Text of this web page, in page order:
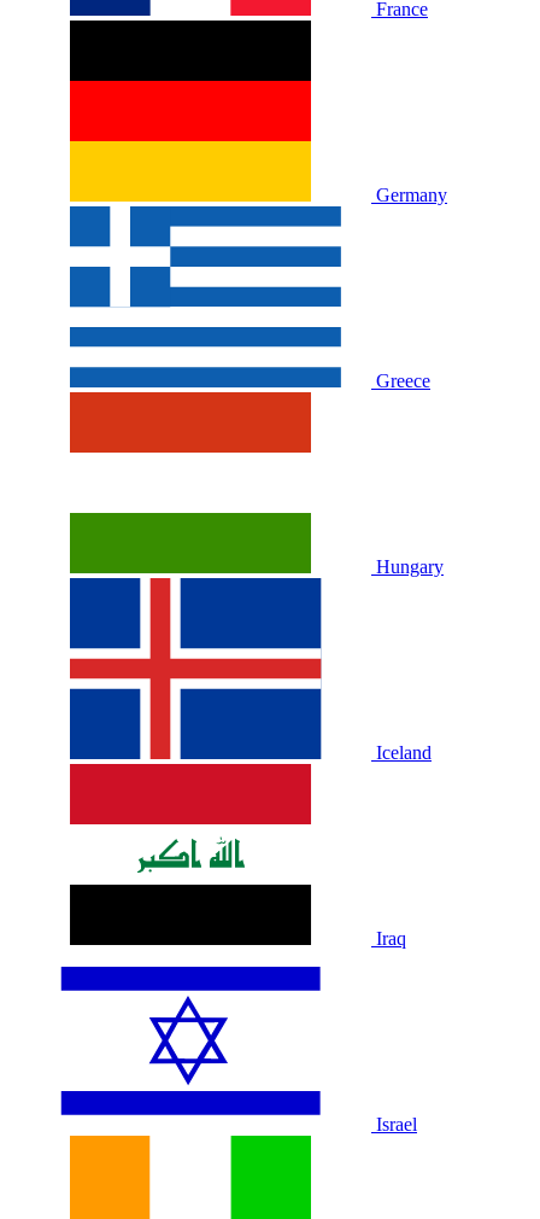
France
Germany
Greece
Hungary
Iceland
Iraq
Israel